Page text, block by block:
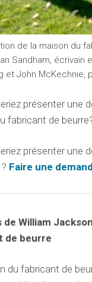
de la maison du
Sandham, écrivain
et John McKechnie,
présenter une
fabricant de
présenter une
Faire une
de William
de beurre
du fabricant de